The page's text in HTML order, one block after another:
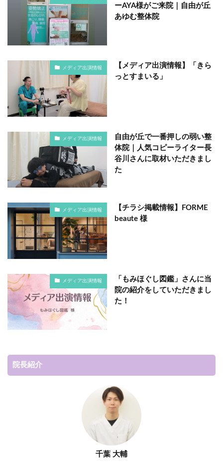
ーAYA様がご来院｜自由が丘
あゆむ整体院
メディア出演情報
【メディア出演情報】「きら
っとすまいる」
メディア出演情報
自由が丘で一番押しの弱い整
体院｜人気コピーライター長
谷川さんに取材いただきまし
た
メディア出演情報
【チラシ掲載情報】FORME
beaute 様
メディア出演情報
「もみほぐし図鑑」さんに当
院の紹介をしていただきまし
た！
院長紹介
千葉 大輔